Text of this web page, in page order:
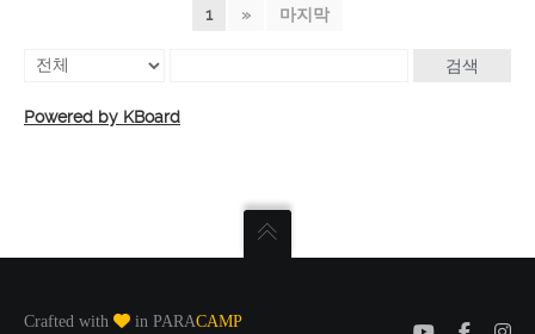
1 » 마지막
검색
Powered by KBoard
Crafted with in PARACAMP